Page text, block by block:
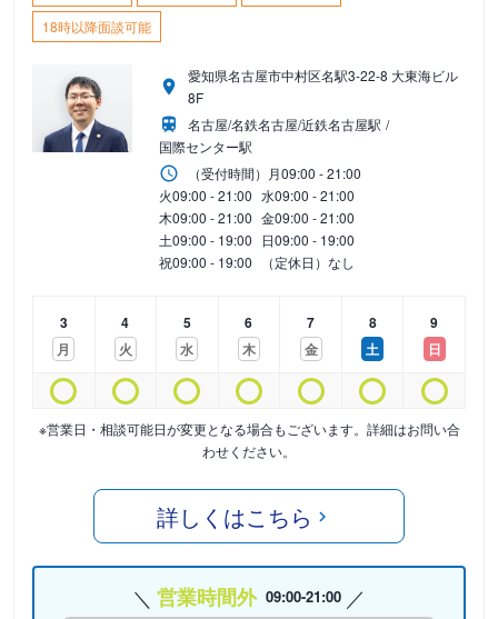
18時以降面談可能
愛知県名古屋市中村区名駅3-22-8 大東海ビル
8F
名古屋/名鉄名古屋/近鉄名古屋駅
国際センター駅
（受付時間） 月09:00 - 21:00
火09:00 - 21:00 水09:00 - 21:00
木09:00 - 21:00 金09:00 - 21:00
土09:00 - 19:00 日09:00 - 19:00
祝09:00 - 19:00 （定休日）なし
3
月
4
火
5
水
6
木
7
金
8
土
9
日
※営業日・相談可能日が変更となる場合もございます。詳細はお問い合
わせください。
詳しくはこちら
営業時間外 09:00-21:00